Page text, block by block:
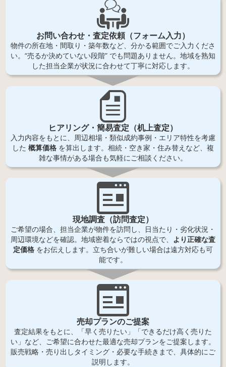
お問い合わせ・査定依頼（フォーム入力）
物件の所在地・間取り・築年数など、分かる範囲でご入力くださ
い。“売るか決めていない段階” でも問題ありません。地域を熟知
した担当企業が状況に合わせて丁寧に対応します。
ヒアリング・簡易査定（机上査定）
入力内容をもとに、周辺相場・類似成約事例・エリア特性を考慮
した 概算価格 を算出します。相続・空き家・住み替えなど、複
雑な事情がある場合も気軽にご相談ください。
現地調査（訪問査定）
ご希望の場合、担当企業が物件を訪問し、日当たり・劣化状況・
周辺環境などを確認。地域密着ならではの視点で、 より正確な査
定価格 をお伝えします。立ち合いが難しい場合は遠方対応も可
能です。
売却プランのご提案
査定結果をもとに、「早く売りたい」「できるだけ高く売りた
い」など、ご希望に合わせた最適な売却プランをご提案します。
販売戦略・売り出しタイミング・必要な手続きまで、具体的にご
説明します。